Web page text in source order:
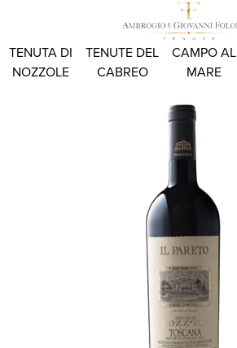
TENUTA DI
NOZZOLE
TENUTE DEL
CABREO
CAMPO AL
MARE